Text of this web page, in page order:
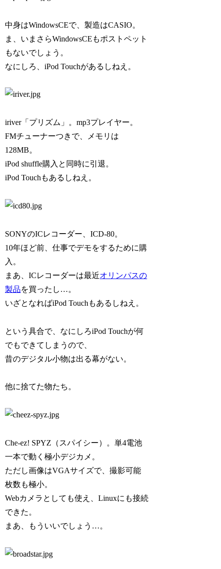
中身はWindowsCEで、製造はCASIO。
ま、いまさらWindowsCEもポストペット
もないでしょう。
なにしろ、iPod Touchがあるしねえ。
iriver「プリズム」。mp3プレイヤー。
FMチューナーつきで、メモリは
128MB。
iPod shuffle購入と同時に引退。
iPod Touchもあるしねえ。
SONYのICレコーダー、ICD-80。
10年ほど前、仕事でデモをするために購
入。
まあ、ICレコーダーは最近オリンパスの
製品を買ったし…。
いざとなればiPod Touchもあるしねえ。
という具合で、なにしろiPod Touchが何
でもできてしまうので、
昔のデジタル小物は出る幕がない。
他に捨てた物たち。
Che-ez! SPYZ（スパイシー）。単4電池
一本で動く極小デジカメ。
ただし画像はVGAサイズで、撮影可能
枚数も極小。
Webカメラとしても使え、Linuxにも接続
できた。
まあ、もういいでしょう…。